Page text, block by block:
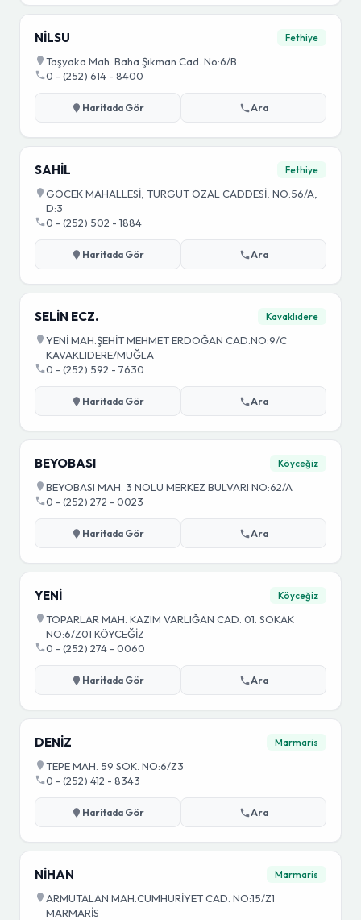
NİLSU Fethiye
Taşyaka Mah. Baha Şıkman Cad. No:6/B
0 - (252) 614 - 8400
Haritada Gör Ara
SAHİL Fethiye
GÖCEK MAHALLESİ, TURGUT ÖZAL CADDESİ, NO:56/A,
D:3
0 - (252) 502 - 1884
Haritada Gör Ara
SELİN ECZ. Kavaklıdere
YENİ MAH.ŞEHİT MEHMET ERDOĞAN CAD.NO:9/C
KAVAKLIDERE/MUĞLA
0 - (252) 592 - 7630
Haritada Gör Ara
BEYOBASI Köyceğiz
BEYOBASI MAH. 3 NOLU MERKEZ BULVARI NO:62/A
0 - (252) 272 - 0023
Haritada Gör Ara
YENİ Köyceğiz
TOPARLAR MAH. KAZIM VARLIĞAN CAD. 01. SOKAK
NO:6/Z01 KÖYCEĞİZ
0 - (252) 274 - 0060
Haritada Gör Ara
DENİZ Marmaris
TEPE MAH. 59 SOK. NO:6/Z3
0 - (252) 412 - 8343
Haritada Gör Ara
NİHAN Marmaris
ARMUTALAN MAH.CUMHURİYET CAD. NO:15/Z1
MARMARİS